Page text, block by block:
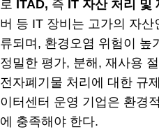
로 ITAD, 즉 IT 자산 처리 및
버 등 IT 장비는 고가의 자
류되며, 환경오염 위험이 높
정밀한 평가, 분해, 재사용
전자폐기물 처리에 대한 규
이터센터 운영 기업은 환경
에 충족해야 한다.